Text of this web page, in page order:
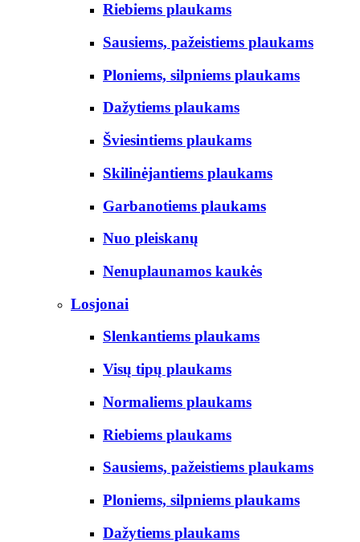
Riebiems plaukams
Sausiems, pažeistiems plaukams
Ploniems, silpniems plaukams
Dažytiems plaukams
Šviesintiems plaukams
Skilinėjantiems plaukams
Garbanotiems plaukams
Nuo pleiskanų
Nenuplaunamos kaukės
Losjonai
Slenkantiems plaukams
Visų tipų plaukams
Normaliems plaukams
Riebiems plaukams
Sausiems, pažeistiems plaukams
Ploniems, silpniems plaukams
Dažytiems plaukams